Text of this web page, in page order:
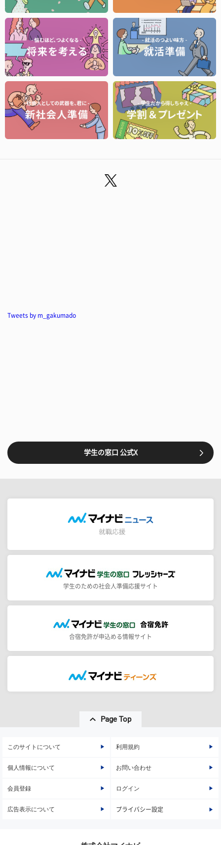
Tweets by m_gakumado
学生の窓口 公式X
学生のための社会人準備応援サイト
合宿免許が申込める情報サイト
Page Top
このサイトについて 利用規約
個人情報について お問い合わせ
会員登録 ログイン
広告表示について プライバシー設定